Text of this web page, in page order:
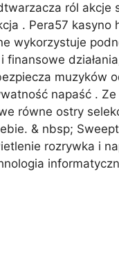
ról akcje
. Pera57 kasyno
wykorzystuje
muzyków
napaść .
równe ostry
& nbsp;
rozrywka i